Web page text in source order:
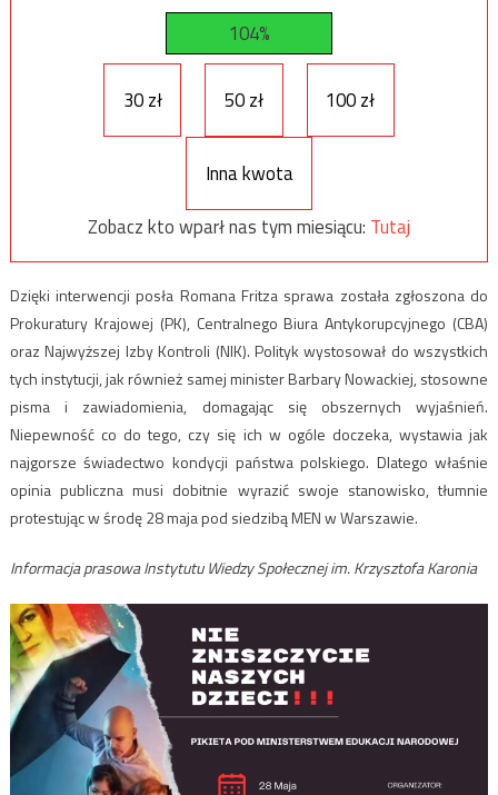
104%
30 zł 50 zł 100 zł
Inna kwota
Zobacz kto wparł nas tym miesiącu: Tutaj
Dzięki interwencji posła Romana Fritza sprawa została zgłoszona do
Prokuratury Krajowej (PK), Centralnego Biura Antykorupcyjnego (CBA)
oraz Najwyższej Izby Kontroli (NIK). Polityk wystosował do wszystkich
tych instytucji, jak również samej minister Barbary Nowackiej, stosowne
pisma i zawiadomienia, domagając się obszernych wyjaśnień.
Niepewność co do tego, czy się ich w ogóle doczeka, wystawia jak
najgorsze świadectwo kondycji państwa polskiego. Dlatego właśnie
opinia publiczna musi dobitnie wyrazić swoje stanowisko, tłumnie
protestując w środę 28 maja pod siedzibą MEN w Warszawie.
Informacja prasowa Instytutu Wiedzy Społecznej im. Krzysztofa Karonia